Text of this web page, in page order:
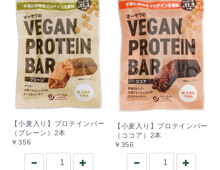
【小麦入り】プロテインバー
（プレーン）2本
￥356
【小麦入り】プロテインバー
（ココア）2本
￥356